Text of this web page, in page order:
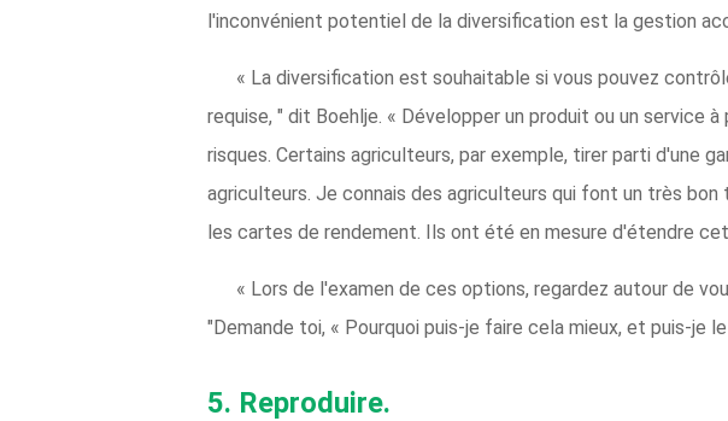
l'inconvénient potentiel de la diversification est la gestion
« La diversification est souhaitable si vous pouvez
requise, " dit Boehlje. « Développer un produit ou un
risques. Certains agriculteurs, par exemple, tirer parti d'une
agriculteurs. Je connais des agriculteurs qui font un très
les cartes de rendement. Ils ont été en mesure d'étendre
« Lors de l'examen de ces options, regardez autour de
"Demande toi, « Pourquoi puis-je faire cela mieux, et puis-je
5. Reproduire.